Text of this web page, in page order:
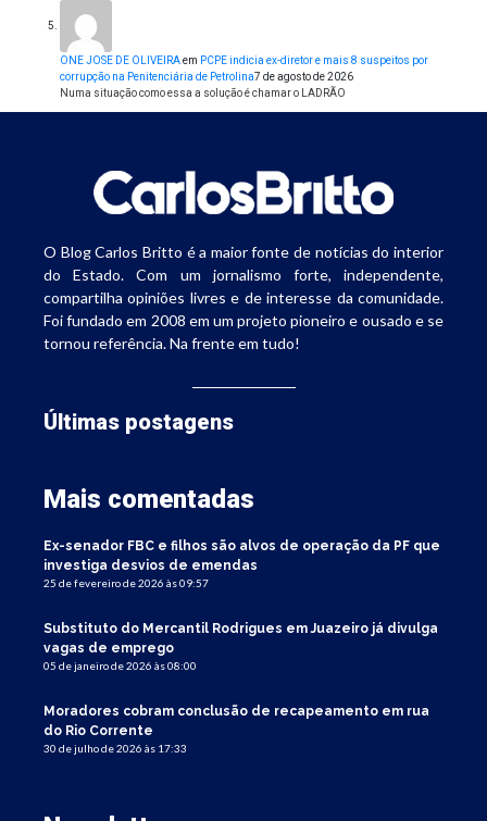
ONE JOSE DE OLIVEIRAem PCPE indicia ex-diretor e mais 8 suspeitos por
corrupção na Penitenciária de Petrolina7 de agosto de 2026
Numa situação como essa a solução é chamar o LADRÃO
O Blog Carlos Britto é a maior fonte de notícias do interior
do Estado. Com um jornalismo forte, independente,
compartilha opiniões livres e de interesse da comunidade.
Foi fundado em 2008 em um projeto pioneiro e ousado e se
tornou referência. Na frente em tudo!
Últimas postagens
Mais comentadas
Ex-senador FBC e filhos são alvos de operação da PF que
investiga desvios de emendas
25 de fevereiro de 2026 às 09:57
Substituto do Mercantil Rodrigues em Juazeiro já divulga
vagas de emprego
05 de janeiro de 2026 às 08:00
Moradores cobram conclusão de recapeamento em rua
do Rio Corrente
30 de julho de 2026 às 17:33